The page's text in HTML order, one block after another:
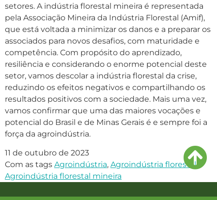
setores. A indústria florestal mineira é representada
pela Associação Mineira da Indústria Florestal (Amif),
que está voltada a minimizar os danos e a preparar os
associados para novos desafios, com maturidade e
competência. Com propósito do aprendizado,
resiliência e considerando o enorme potencial deste
setor, vamos descolar a indústria florestal da crise,
reduzindo os efeitos negativos e compartilhando os
resultados positivos com a sociedade. Mais uma vez,
vamos confirmar que uma das maiores vocações e
potencial do Brasil e de Minas Gerais é e sempre foi a
força da agroindústria.
11 de outubro de 2023
Com as tags Agroindústria, Agroindústria florestal,
Agroindústria florestal mineira